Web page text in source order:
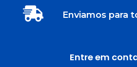
Enviamos para
Entre em